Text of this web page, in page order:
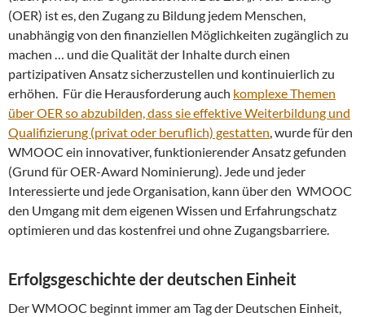
(OER) ist es, den Zugang zu Bildung jedem Menschen,
unabhängig von den finanziellen Möglichkeiten zugänglich zu
machen … und die Qualität der Inhalte durch einen
partizipativen Ansatz sicherzustellen und kontinuierlich zu
erhöhen. Für die Herausforderung auch komplexe Themen
über OER so abzubilden, dass sie effektive Weiterbildung und
Qualifizierung (privat oder beruflich) gestatten, wurde für den
WMOOC ein innovativer, funktionierender Ansatz gefunden
(Grund für OER-Award Nominierung). Jede und jeder
Interessierte und jede Organisation, kann über den WMOOC
den Umgang mit dem eigenen Wissen und Erfahrungschatz
optimieren und das kostenfrei und ohne Zugangsbarriere.
Erfolgsgeschichte der deutschen Einheit
Der WMOOC beginnt immer am Tag der Deutschen Einheit,